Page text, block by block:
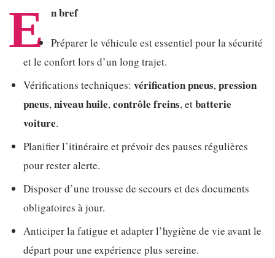
E n bref
Préparer le véhicule est essentiel pour la sécurité
et le confort lors d’un long trajet.
Vérifications techniques: vérification pneus,pression
pneus,niveau huile,contrôle freins, etbatterie
voiture.
Planifier l’itinéraire et prévoir des pauses régulières
pour rester alerte.
Disposer d’une trousse de secours et des documents
obligatoires à jour.
Anticiper la fatigue et adapter l’hygiène de vie avant le
départ pour une expérience plus sereine.